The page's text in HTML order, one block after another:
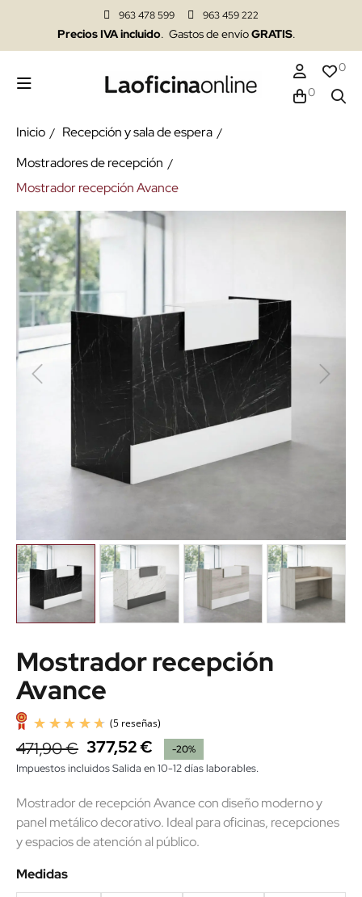
963 478 599 963 459 222
Precios IVA incluido. Gastos de envíoGRATIS.
0
0
Inicio
Recepción y sala de espera
Mostradores de recepción
Mostrador recepción Avance
Mostrador recepción
Avance
(5 reseñas)
471,90 € 377,52 € -20%
Impuestos incluidosSalida en 10-12 días laborables.
Mostrador de recepción Avance con diseño moderno y
panel metálico decorativo. Ideal para oficinas, recepciones
y espacios de atención al público.
Medidas